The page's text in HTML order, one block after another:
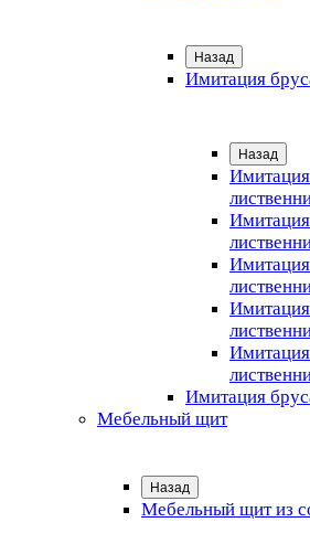
Назад
Имитация
Назад
Имитация
Мебельный щит
Назад
Мебельный щит из